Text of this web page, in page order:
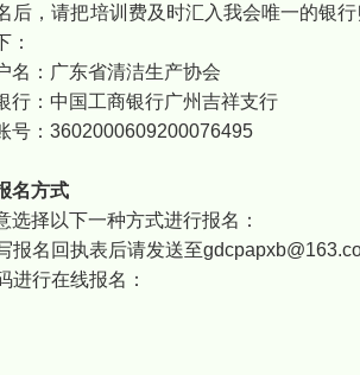
后，请把培训费及时汇入我会唯一的银
：
名：广东省清洁生产协会
行：中国工商银行广州吉祥支行
号：3602000609200076495
名方式
选择以下一种方式进行报名：
报名回执表后请发送至
进行在线报名：